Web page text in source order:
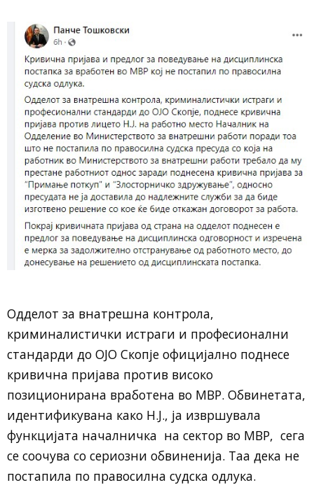
Одделот за внатрешна контрола,
криминалистички истраги и професионални
стандарди до ОЈО Скопје официјално поднесе
кривична пријава против високо
позиционирана вработена во МВР. Обвинетата,
идентификувана како Н.Ј., ја извршувала
функцијата началничка на сектор во МВР, сега
се соочува со сериозни обвиненија. Таа дека не
постапила по правосилна судска одлука.